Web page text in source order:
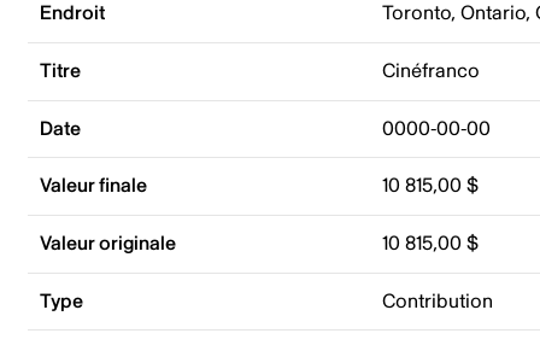
Endroit Toronto, Ontario,
Titre Cinéfranco
Date 0000-00-00
Valeur finale 10 815,00 $
Valeur originale 10 815,00 $
Type Contribution